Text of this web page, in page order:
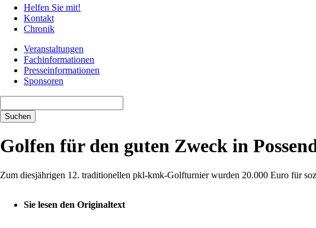
Helfen Sie mit!
Kontakt
Chronik
Veranstaltungen
Fachinformationen
Presseinformationen
Sponsoren
Suchen
Golfen für den guten Zweck in
Zum diesjährigen 12. traditionellen pkl-kmk-Golfturnier wurden 20.000 Euro für
Sie lesen den Originaltext